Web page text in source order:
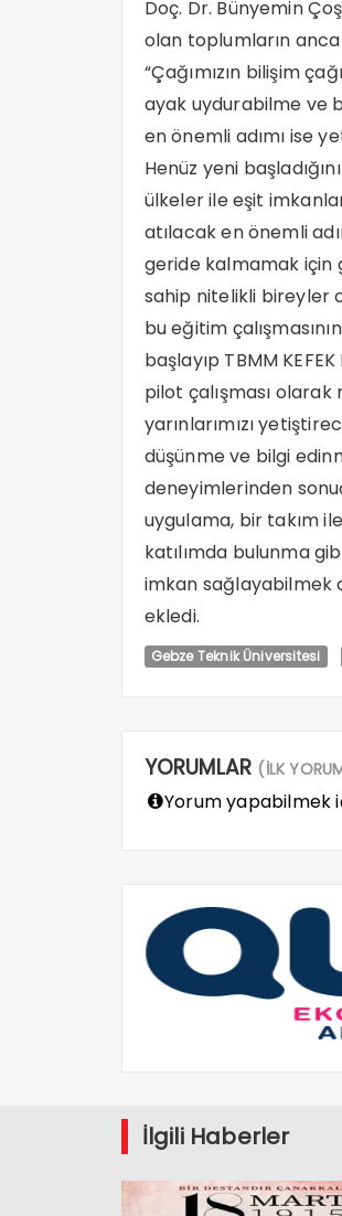
Doç. Dr. Bünyemin
olan toplumların
“Çağımızın bilişim
ayak uydurabilme ve
en önemli adımı ise
Henüz yeni
ülkeler ile eşit
atılacak en önemli
geride kalmamak için
sahip nitelikli bireyler
bu eğitim
başlayıp TBMM
pilot çalışması
yarınlarımızı
düşünme ve bilgi
deneyimlerinden
uygulama, bir takım
katılımda bulunma
imkan sağlayabilmek
ekledi.
Gebze Teknik Üniversitesi
YORUMLAR (İLK
Yorum yapabilmek
İlgili Haberler